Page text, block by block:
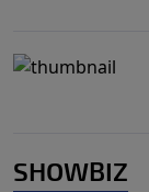
SHOWBIZ